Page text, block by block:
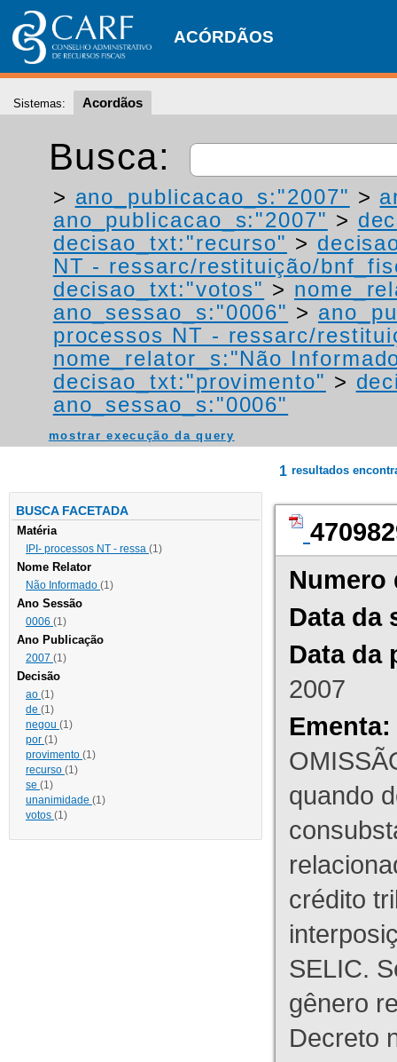
ACÓRDÃOS
Sistemas: Acordãos
Busca:
> ano_publicacao_s:"2007" >
ano_publicacao_s:"2007" >
decisao_txt:"recurso" >
NT - ressarc/restituição/
decisao_txt:"votos" >
ano_sessao_s:"0006" >
processos NT - ressarc/
nome_relator_s:"Não
decisao_txt:"provimento" >
ano_sessao_s:"0006"
mostrar execução da query
BUSCA FACETADA
Matéria
IPI- processos NT - ressa (1)
Nome Relator
Não Informado (1)
Ano Sessão
0006 (1)
Ano Publicação
2007 (1)
Decisão
ao (1)
de (1)
negou (1)
por (1)
provimento (1)
recurso (1)
se (1)
unanimidade (1)
votos (1)
1 resultados
Numero
Data da
Data da
2007
Ementa:
quando
crédito
SELIC.
gênero
Decreto